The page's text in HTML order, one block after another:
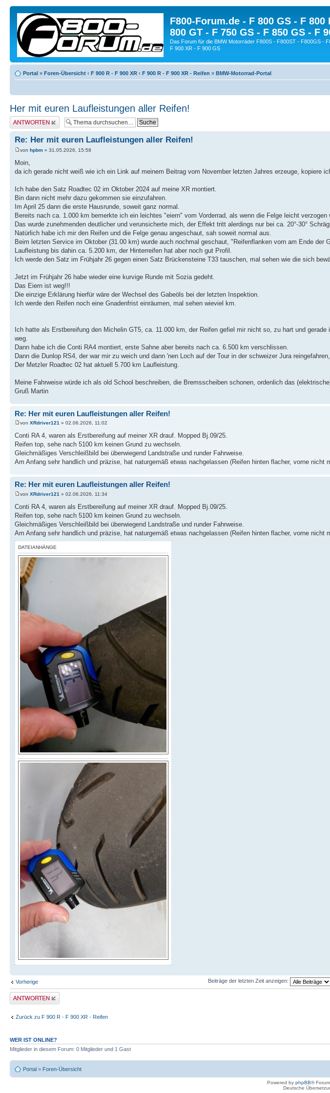
F800-Forum.de - F 800 GS - F 800
800 GT - F 750 GS - F 850 GS - F
Das Forum für die BMW Motorräder F800S - F800ST - F800GS -
F 900 XR - F 900 GS
Portal » Foren-Übersicht ‹ F 900 R - F 900 XR ‹ F 900 R - F 900 XR - Reifen » BMW-Motorrad-Portal
Her mit euren Laufleistungen aller Reifen!
Antwort schreiben
Re: Her mit euren Laufleistungen aller Reifen!
von hpbm » 31.05.2026, 15:58
Moin,
da ich gerade nicht weiß wie ich ein Link auf meinem Beitrag vom November letzten Jahres erzeuge, kopiere
Ich habe den Satz Roadtec 02 im Oktober 2024 auf meine XR montiert.
Bin dann nicht mehr dazu gekommen sie einzufahren.
Im April 25 dann die erste Hausrunde, soweit ganz normal.
Bereits nach ca. 1.000 km bemerkte ich ein leichtes "eiern" vom Vorderrad, als wenn die Felge leicht verzogen
Das wurde zunehmenden deutlicher und verunsicherte mich, der Effekt tritt alerdings nur bei ca. 20°-30°
Natürlich habe ich mir den Reifen und die Felge genau angeschaut, sah soweit normal aus.
Beim letzten Service im Oktober (31.00 km) wurde auch nochmal geschaut, "Reifenflanken vorn am Ende der
Laufleistung bis dahin ca. 5.200 km, der Hinterreifen hat aber noch gut Profil.
Ich werde den Satz im Frühjahr 26 gegen einen Satz Brückensteine T33 tauschen, mal sehen wie die sich
Jetzt im Frühjahr 26 habe wieder eine kurvige Runde mit Sozia gedeht.
Das Eiern ist weg!!!
Die einzige Erklärung hierfür wäre der Wechsel des Gabeöls bei der letzten Inspektion.
Ich werde den Reifen noch eine Gnadenfrist einräumen, mal sehen wieviel km.
Ich hatte als Erstbereifung den Michelin GT5, ca. 11.000 km, der Reifen gefiel mir nicht so, zu hart und
weg.
Dann habe ich die Conti RA4 montiert, erste Sahne aber bereits nach ca. 6.500 km verschlissen.
Dann die Dunlop RS4, der war mir zu weich und dann 'nen Loch auf der Tour in der schweizer Jura
Der Metzler Roadtec 02 hat aktuell 5.700 km Laufleistung.
Meine Fahrweise würde ich als old School beschreiben, die Bremsscheiben schonen, ordenlich das
Gruß Martin
Re: Her mit euren Laufleistungen aller Reifen!
von XRdriver121 » 02.06.2026, 11:02
Conti RA 4, waren als Erstbereifung auf meiner XR drauf. Mopped Bj.09/25.
Reifen top, sehe nach 5100 km keinen Grund zu wechseln.
Gleichmäßiges Verschleißbild bei überwiegend Landstraße und runder Fahrweise.
Am Anfang sehr handlich und präzise, hat naturgemäß etwas nachgelassen (Reifen hinten flacher, vorne nicht
Re: Her mit euren Laufleistungen aller Reifen!
von XRdriver121 » 02.06.2026, 11:34
Conti RA 4, waren als Erstbereifung auf meiner XR drauf. Mopped Bj.09/25.
Reifen top, sehe nach 5100 km keinen Grund zu wechseln.
Gleichmäßiges Verschleißbild bei überwiegend Landstraße und runder Fahrweise.
Am Anfang sehr handlich und präzise, hat naturgemäß etwas nachgelassen (Reifen hinten flacher, vorne nicht
DATEIANHÄNGE
Vorherige Beiträge der letzten Zeit anzeigen:
Antwort schreiben
Zurück zu F 900 R - F 900 XR - Reifen
WER IST ONLINE?
Mitglieder in diesem Forum: 0 Mitglieder und 1 Gast
Portal » Foren-Übersicht
Powered by phpBB®
Deutsche